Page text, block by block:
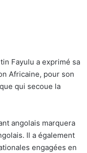
Fayulu a exprimé sa
Africaine, pour son
qui secoue la
angolais marquera
Il a également
engagées en